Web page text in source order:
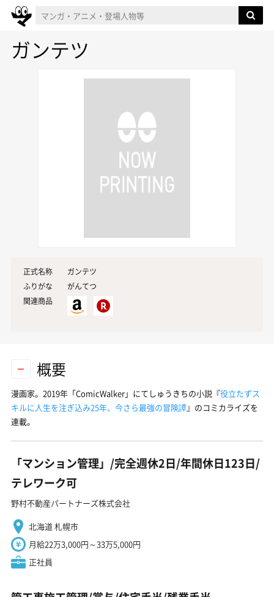
ガンテツ
正式名称
ガンテツ
ふりがな
がんてつ
関連商品
概要
漫画家。2019年「ComicWalker」にてしゅうきちの小説『役立たずス
キルに人生を注ぎ込み25年、今さら最強の冒険譚』のコミカライズを
連載。
「マンション管理」/完全週休2日/年間休日123日/
テレワーク可
野村不動産パートナーズ株式会社
北海道 札幌市
月給22万3,000円～33万5,000円
正社員